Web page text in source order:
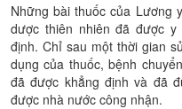
Những bài thuốc của Lương
dược thiên nhiên đã được
định. Chỉ sau một thời gian
dụng của thuốc, bệnh
đã được khẳng định và đã
được nhà nước công nhận.